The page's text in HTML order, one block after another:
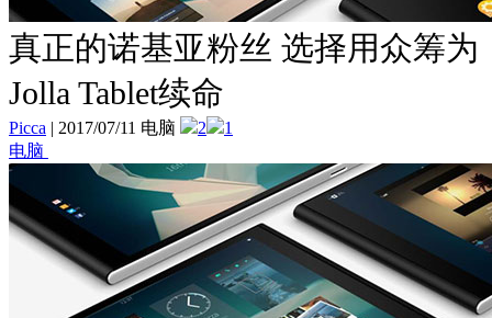
真正的诺基亚粉丝 选择用众筹为
Jolla Tablet续命
Picca | 2017/07/11 电脑 2
1
电脑